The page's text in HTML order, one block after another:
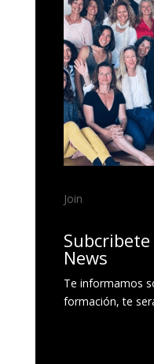
Join
News
Te informamos
formación, te